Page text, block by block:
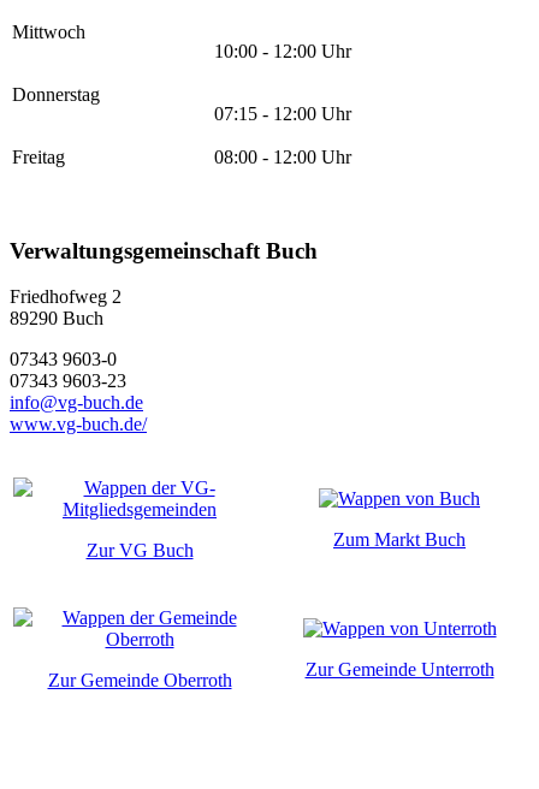
Mittwoch
10:00 - 12:00 Uhr
Donnerstag
07:15 - 12:00 Uhr
Freitag 08:00 - 12:00 Uhr
Verwaltungsgemeinschaft Buch
Friedhofweg 2
89290 Buch
07343 9603-0
07343 9603-23
info@vg-buch.de
www.vg-buch.de/
Zur VG Buch
Zum Markt Buch
Zur Gemeinde Oberroth
Zur Gemeinde Unterroth